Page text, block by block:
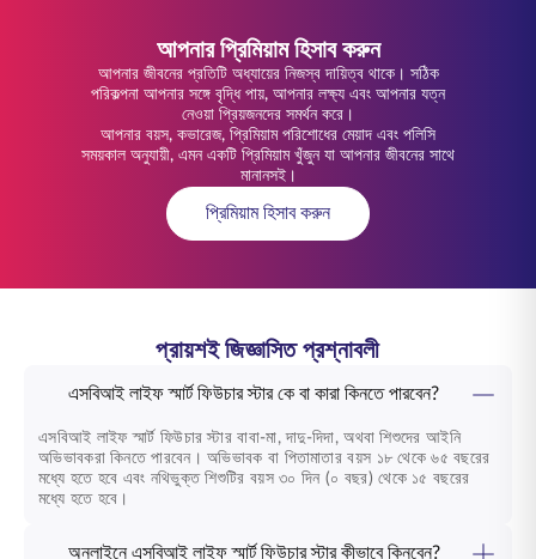
আপনার প্রিমিয়াম হিসাব করুন
আপনার জীবনের প্রতিটি অধ্যায়ের নিজস্ব দায়িত্ব থাকে। সঠিক
পরিকল্পনা আপনার সঙ্গে বৃদ্ধি পায়, আপনার লক্ষ্য এবং আপনার যত্ন
নেওয়া প্রিয়জনদের সমর্থন করে।
আপনার বয়স, কভারেজ, প্রিমিয়াম পরিশোধের মেয়াদ এবং পলিসি
সময়কাল অনুযায়ী, এমন একটি প্রিমিয়াম খুঁজুন যা আপনার জীবনের সাথে
মানানসই।
প্রিমিয়াম হিসাব করুন
প্রায়শই জিজ্ঞাসিত প্রশ্নাবলী
এসবিআই লাইফ স্মার্ট ফিউচার স্টার কে বা কারা কিনতে পারবেন?
এসবিআই লাইফস্মার্ট ফিউচার স্টার বাবা-মা, দাদু-দিদা, অথবা শিশুদের আইনি
অভিভাবকরা কিনতে পারবেন। অভিভাবক বা পিতামাতার বয়স ১৮ থেকে ৬৫ বছরের
মধ্যে হতে হবে এবং নথিভুক্ত শিশুটির বয়স ৩০ দিন (০ বছর) থেকে ১৫ বছরের
মধ্যে হতে হবে।
অনলাইনে এসবিআই লাইফ স্মার্ট ফিউচার স্টার কীভাবে কিনবেন?